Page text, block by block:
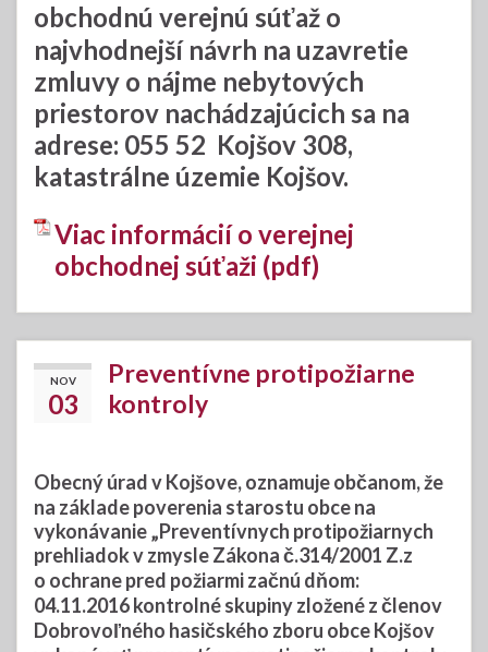
obchodnú verejnú súťaž o
najvhodnejší návrh na uzavretie
zmluvy o nájme nebytových
priestorov nachádzajúcich sa na
adrese: 055 52 Kojšov 308,
katastrálne územie Kojšov.
Viac informácií o verejnej
obchodnej súťaži (pdf)
NOV
03
Preventívne protipožiarne
kontroly
Obecný úrad v Kojšove, oznamuje občanom, že
na základe poverenia starostu obce na
vykonávanie „Preventívnych protipožiarnych
prehliadok v zmysle Zákona č.314/2001 Z.z
o ochrane pred požiarmi začnú dňom:
04.11.2016kontrolné skupiny zložené z členov
Dobrovoľného hasičského zboru obce Kojšov